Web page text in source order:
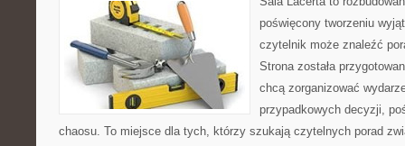
poświęcony tworzeniu
czytelnik może znaleźć
Strona została
chcą zorganizować
przypadkowych decyzji,
chaosu. To miejsce dla tych, którzy szukają czytelnych porad